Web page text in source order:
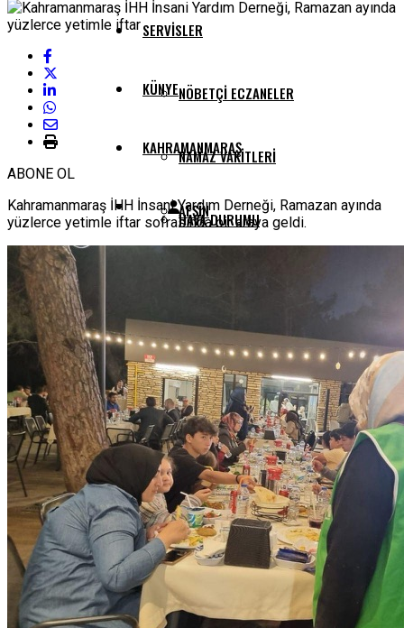
SERVISLER
NÖBETÇI ECZANELER
NAMAZ VAKITLERI
HAVA DURUMU
YAYINLAR
KÜNYE
KAHRAMANMARAŞ
AFŞIN
ÇAĞLAYANCERIT
ELBISTAN
GÖKSUN
PAZARCIK
TÜRKOĞLU
ABONE OL
Kahramanmaraş İHH İnsani Yardım Derneği, Ramazan ayında
yüzlerce yetimle iftar sofrasında bir araya geldi.